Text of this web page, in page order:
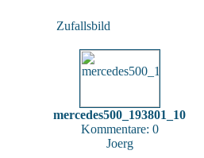
Zufallsbild
mercedes500_193801_10
Kommentare: 0
Joerg